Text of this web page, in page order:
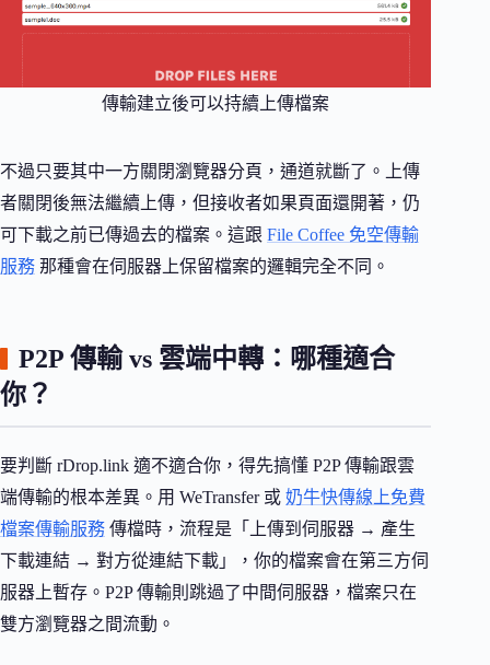
傳輸建立後可以持續上傳檔案
不過只要其中一方關閉瀏覽器分頁，通道就斷了。上傳
者關閉後無法繼續上傳，但接收者如果頁面還開著，仍
可下載之前已傳過去的檔案。這跟 File Coffee 免空傳輸
服務 那種會在伺服器上保留檔案的邏輯完全不同。
P2P 傳輸 vs 雲端中轉：哪種適合
你？
要判斷 rDrop.link 適不適合你，得先搞懂 P2P 傳輸跟雲
端傳輸的根本差異。用 WeTransfer 或 奶牛快傳線上免費
檔案傳輸服務 傳檔時，流程是「上傳到伺服器 → 產生
下載連結 → 對方從連結下載」，你的檔案會在第三方伺
服器上暫存。P2P 傳輸則跳過了中間伺服器，檔案只在
雙方瀏覽器之間流動。